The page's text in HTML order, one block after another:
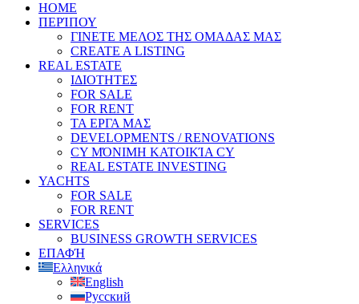
HOME
ΠΕΡΊΠΟΥ
ΓΙΝΕΤΕ ΜΕΛΟΣ ΤΗΣ ΟΜΑΔΑΣ ΜΑΣ
CREATE A LISTING
REAL ESTATE
ΙΔΙΟΤΗΤΕΣ
FOR SALE
FOR RENT
ΤΑ ΕΡΓΑ ΜΑΣ
DEVELOPMENTS / RENOVATIONS
CY ΜΌΝΙΜΗ ΚΑΤΟΙΚΊΑ CY
REAL ESTATE INVESTING
YACHTS
FOR SALE
FOR RENT
SERVICES
BUSINESS GROWTH SERVICES
ΕΠΑΦΉ
Ελληνικά
English
Русский